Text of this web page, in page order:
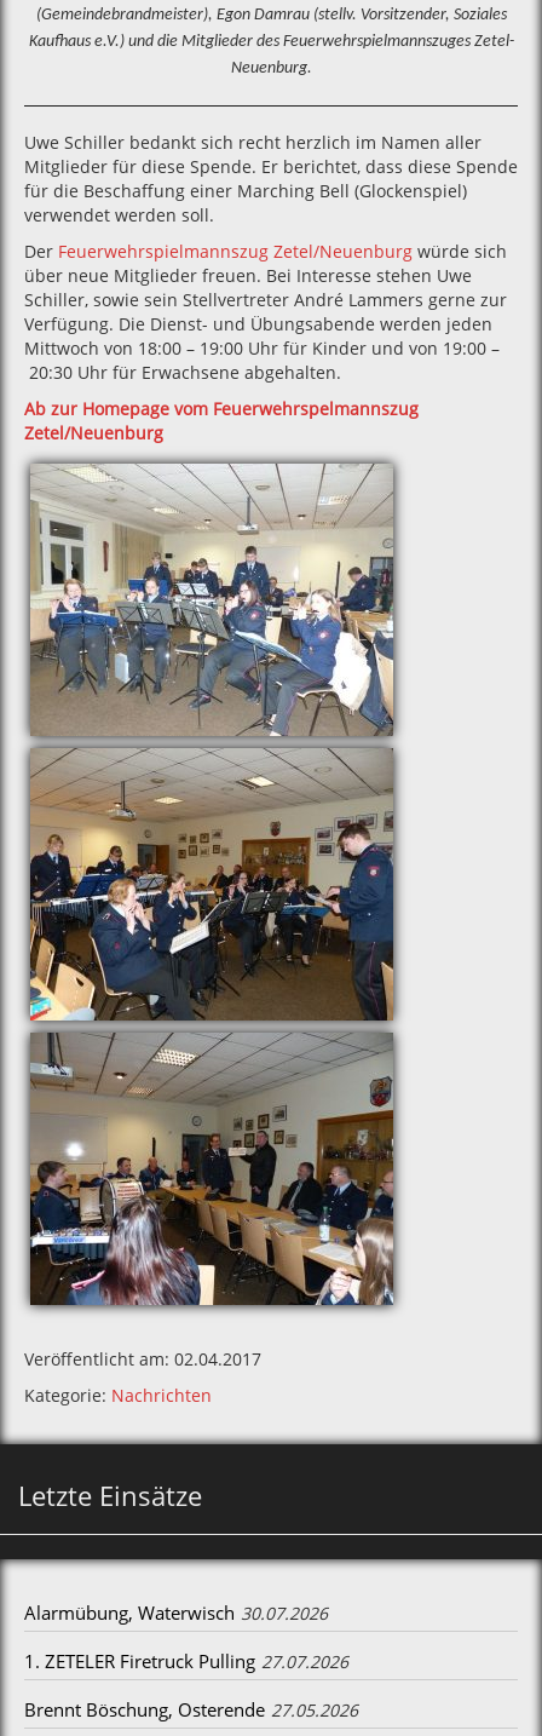
(Gemeindebrandmeister), Egon Damrau (stellv. Vorsitzender, Soziales
Kaufhaus e.V.) und die Mitglieder des Feuerwehrspielmannszuges Zetel-
Neuenburg.
Uwe Schiller bedankt sich recht herzlich im Namen aller
Mitglieder für diese Spende. Er berichtet, dass diese Spende
für die Beschaffung einer Marching Bell (Glockenspiel)
verwendet werden soll.
Der Feuerwehrspielmannszug Zetel/Neuenburg würde sich
über neue Mitglieder freuen. Bei Interesse stehen Uwe
Schiller, sowie sein Stellvertreter André Lammers gerne zur
Verfügung. Die Dienst- und Übungsabende werden jeden
Mittwoch von 18:00 – 19:00 Uhr für Kinder und von 19:00 –
20:30 Uhr für Erwachsene abgehalten.
Ab zur Homepage vom Feuerwehrspelmannszug
Zetel/Neuenburg
Veröffentlicht am: 02.04.2017
Kategorie: Nachrichten
Letzte Einsätze
Alarmübung, Waterwisch 30.07.2026
1. ZETELER Firetruck Pulling 27.07.2026
Brennt Böschung, Osterende 27.05.2026